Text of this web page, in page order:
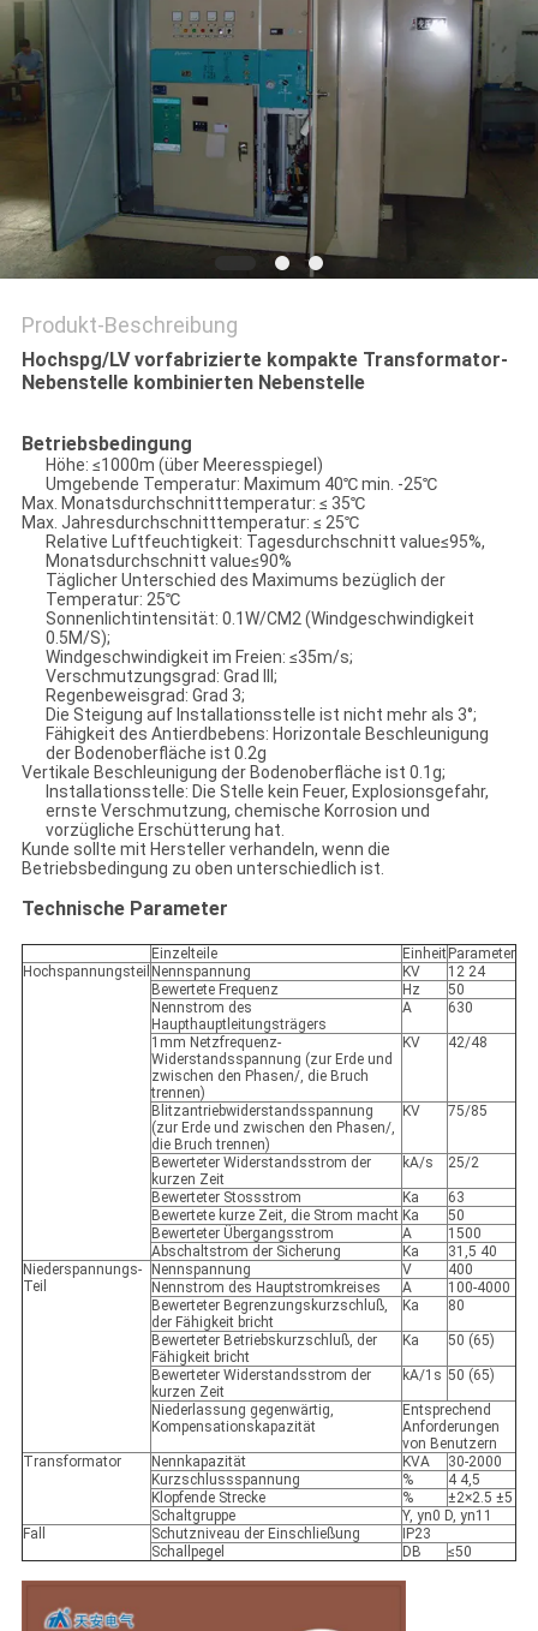
FORDERN
SIE EIN
ZITAT
SITEMAP
PRIVACY
Produkt-Beschreibung
Hochspg/LV vorfabrizierte kompakte Transformator-
Nebenstelle kombinierten Nebenstelle
Betriebsbedingung
Höhe: ≤1000m (über Meeresspiegel)
Umgebende Temperatur: Maximum 40℃ min. -25℃
Max. Monatsdurchschnitttemperatur: ≤ 35℃
Max. Jahresdurchschnitttemperatur: ≤ 25℃
Relative Luftfeuchtigkeit: Tagesdurchschnitt value≤95%,
Monatsdurchschnitt value≤90%
Täglicher Unterschied des Maximums bezüglich der
Temperatur: 25℃
Sonnenlichtintensität: 0.1W/CM2 (Windgeschwindigkeit
0.5M/S);
Windgeschwindigkeit im Freien: ≤35m/s;
Verschmutzungsgrad: Grad III;
Regenbeweisgrad: Grad 3;
Die Steigung auf Installationsstelle ist nicht mehr als 3°;
Fähigkeit des Antierdbebens: Horizontale Beschleunigung
der Bodenoberfläche ist 0.2g
Vertikale Beschleunigung der Bodenoberfläche ist 0.1g;
Installationsstelle: Die Stelle kein Feuer, Explosionsgefahr,
ernste Verschmutzung, chemische Korrosion und
vorzügliche Erschütterung hat.
Kunde sollte mit Hersteller verhandeln, wenn die
Betriebsbedingung zu oben unterschiedlich ist.
Technische Parameter
Einzelteile Einheit Parameter
Hochspannungsteil Nennspannung KV
12 24
Bewertete Frequenz
Hz
50
Nennstrom des
Haupthauptleitungsträgers
A 630
1mm Netzfrequenz-
Widerstandsspannung (zur Erde und
zwischen den Phasen/, die Bruch
trennen)
KV 42/48
Blitzantriebwiderstandsspannung
(zur Erde und zwischen den Phasen/,
die Bruch trennen)
KV 75/85
Bewerteter Widerstandsstrom der
kurzen Zeit
kA/s 25/2
Bewerteter Stossstrom Ka
63
Bewertete kurze Zeit, die Strom macht Ka
50
Bewerteter Übergangsstrom
A
1500
Abschaltstrom der Sicherung
Ka
31,5 40
Niederspannungs-
Teil
Nennspannung V
400
Nennstrom des Hauptstromkreises
A
100-4000
Bewerteter Begrenzungskurzschluß,
der Fähigkeit bricht
Ka 80
Bewerteter Betriebskurzschluß, der
Fähigkeit bricht
Ka 50 (65)
Bewerteter Widerstandsstrom der
kurzen Zeit
kA/1s 50 (65)
Niederlassung gegenwärtig,
Kompensationskapazität
Entsprechend
Anforderungen
von Benutzern
Transformator
Nennkapazität KVA
30-2000
Kurzschlussspannung
%
4 4,5
Klopfende Strecke
%
±2×2.5 ±5
Schaltgruppe
Y, yn0 D, yn11
Fall
Schutzniveau der Einschließung
IP23
Schallpegel
DB ≤50